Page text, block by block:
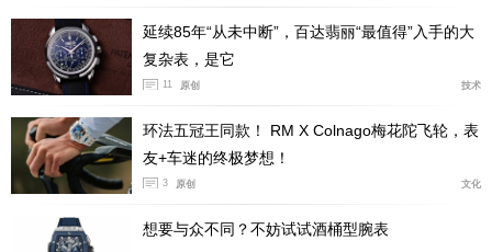
续历史版的39.7毫米，厚度13.4毫米，具备50米防水深
度。腕表正面以及表冠经过抛光，表壳侧面以拉丝工艺处
理，呈现出细腻的质感。
延续85年“从未中断”，百达翡丽“最值得”入手的大
复杂表，是它
11 原创 技术
环法五冠王同款！ RM X Colnago梅花陀飞轮，表
友+车迷的终极梦想！
3 原创 文化
想要与众不同？不妨试试酒桶型腕表